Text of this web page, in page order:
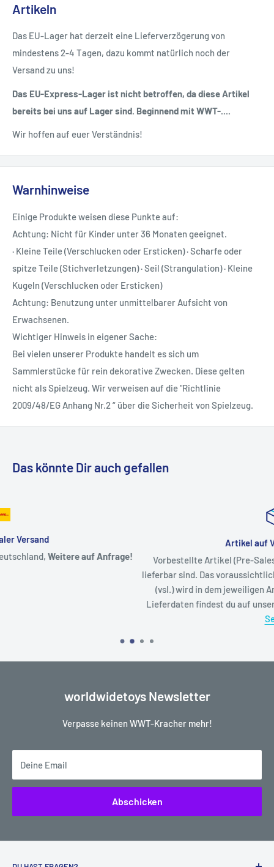
Artikeln
Das EU-Lager hat derzeit eine Lieferverzögerung von
mindestens 2-4 Tagen, dazu kommt natürlich noch der
Versand zu uns!
Das EU-Express-Lager ist nicht betroffen, da diese Artikel
bereits bei uns auf Lager sind. Beginnend mit WWT-....
Wir hoffen auf euer Verständnis!
Warnhinweise
Einige Produkte weisen diese Punkte auf:
Achtung: Nicht für Kinder unter 36 Monaten geeignet.
· Kleine Teile (Verschlucken oder Ersticken) · Scharfe oder
spitze Teile (Stichverletzungen) · Seil (Strangulation) · Kleine
Kugeln (Verschlucken oder Ersticken)
Achtung: Benutzung unter unmittelbarer Aufsicht von
Erwachsenen.
Wichtiger Hinweis in eigener Sache:
Bei vielen unserer Produkte handelt es sich um
Sammlerstücke für rein dekorative Zwecken. Diese gelten
nicht als Spielzeug. Wir verweisen auf die "Richtlinie
2009/48/EG Anhang Nr.2 “ über die Sicherheit von Spielzeug.
Das könnte Dir auch gefallen
Vorbestellte Artikel (Pre-Sales) werden versendet, sobald Sie
lieferbar sind. Das voraussichtlich erwartete
(vsl.) wird in dem jeweiligen Artikel angezeigt. Eine Liste der
Lieferdaten findest du auf unserer hierfür eingerichteten
worldwidetoys Newsletter
Verpasse keinen WWT-Kracher mehr!
Deine Email
Abschicken